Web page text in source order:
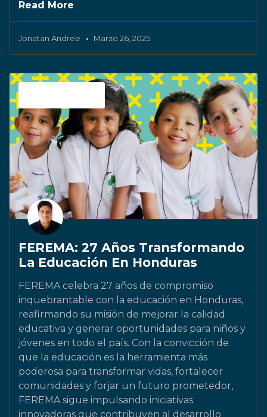
Read More
Jonatan Andree Marzo 26, 2025
FEREMA: 27 Años Transformando
La Educación En Honduras
FEREMA celebra 27 años de compromiso
inquebrantable con la educación en Honduras,
reafirmando su misión de mejorar la calidad
educativa y generar oportunidades para niños y
jóvenes en todo el país. Con la convicción de
que la educación es la herramienta más
poderosa para transformar vidas, fortalecer
comunidades y forjar un futuro prometedor,
FEREMA sigue impulsando iniciativas
innovadoras que contribuyen al desarrollo